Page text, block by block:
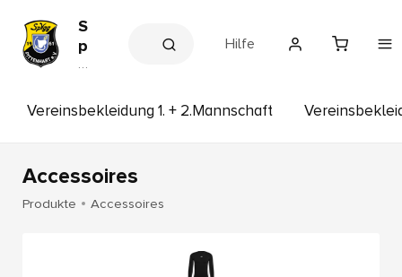
S
p
V
g
t
e
e
h
o
p
Hilfe
Vereinsbekleidung 1. + 2.Mannschaft
Accessoires
Produkte Accessoires